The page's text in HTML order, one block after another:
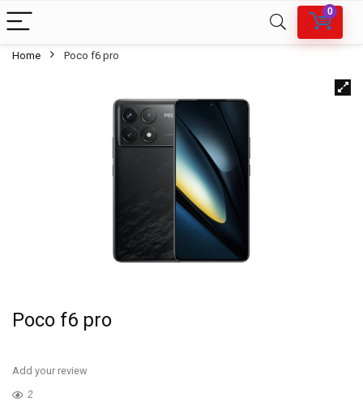
0
Home Poco f6 pro
Poco f6 pro
Add your review
2